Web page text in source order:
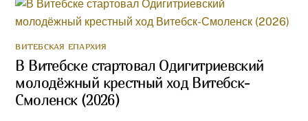
ВИТЕБСКАЯ ЕПАРХИЯ
В Витебске стартовал Одигитриевский
молодёжный крестный ход Витебск-
Смоленск (2026)